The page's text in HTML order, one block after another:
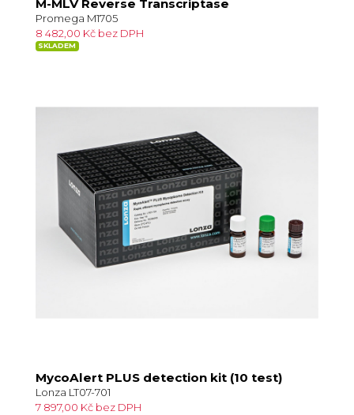
M-MLV Reverse Transcriptase
Promega M1705
8 482,00 Kč bez DPH
SKLADEM
MycoAlert PLUS detection kit (10 test)
Lonza LT07-701
7 897,00 Kč bez DPH